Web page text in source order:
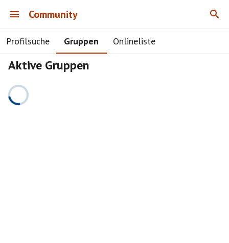
Community
Profilsuche Gruppen Onlineliste
Aktive Gruppen